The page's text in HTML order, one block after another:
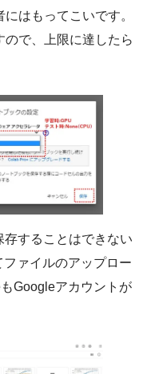
はもってこいです。
で、上限に達したら
することはできない
ファイルのアップロー
Googleアカウントが